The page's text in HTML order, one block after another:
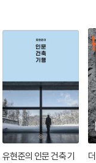
유현준의 인문 건축 기